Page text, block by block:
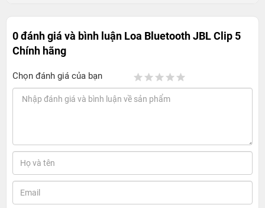
Một trong những điểm mạnh lớn nhất của Loa Bluetooth
JBL Clip 5 chính là thiết kế nhỏ gọn cùng với trọng lượng
nhẹ. Với kích thước vừa phải, loa rất dễ dàng để mang
0 đánh giá và bình luận Loa Bluetooth JBL Clip 5
Chính hãng
Chọn đánh giá của bạn